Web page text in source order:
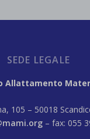
SEDE LEGALE
Allattamento
105 – 50018
– fax: 055